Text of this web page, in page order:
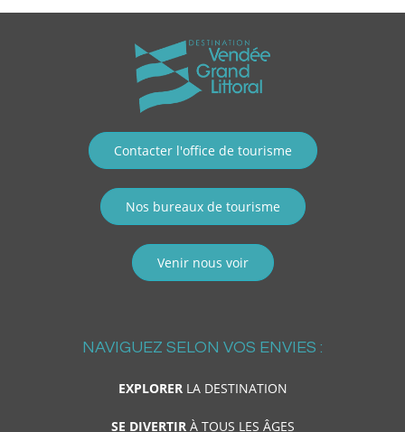
Contacter l'office de tourisme
Nos bureaux de tourisme
Venir nous voir
NAVIGUEZ SELON VOS ENVIES :
EXPLORERLA DESTINATION
SE DIVERTIRÀ TOUS LES ÂGES